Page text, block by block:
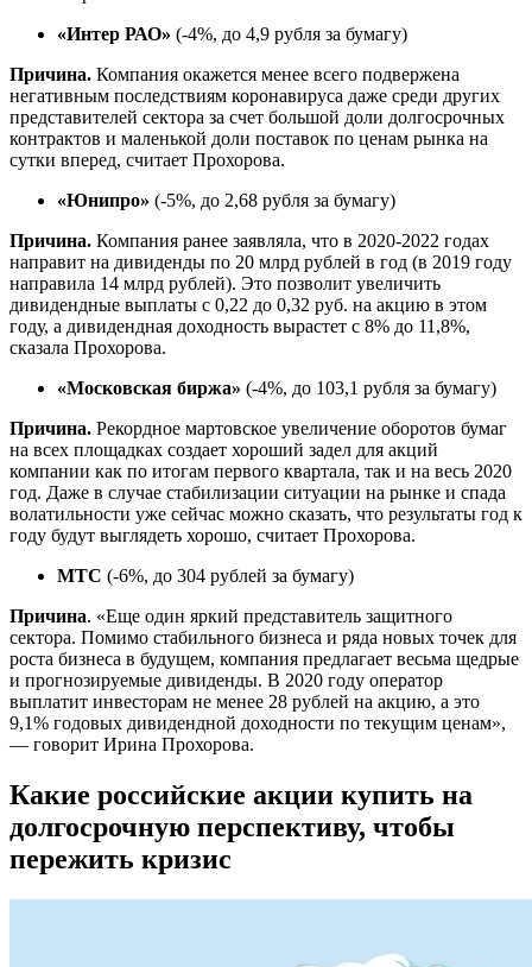
«Интер РАО» (-4%, до 4,9 рубля за бумагу)
Причина. Компания окажется менее всего подвержена
негативным последствиям коронавируса даже среди других
представителей сектора за счет большой доли долгосрочных
контрактов и маленькой доли поставок по ценам рынка на
сутки вперед, считает Прохорова.
«Юнипро» (-5%, до 2,68 рубля за бумагу)
Причина. Компания ранее заявляла, что в 2020-2022 годах
направит на дивиденды по 20 млрд рублей в год (в 2019 году
направила 14 млрд рублей). Это позволит увеличить
дивидендные выплаты с 0,22 до 0,32 руб. на акцию в этом
году, а дивидендная доходность вырастет с 8% до 11,8%,
сказала Прохорова.
«Московская биржа» (-4%, до 103,1 рубля за бумагу)
Причина. Рекордное мартовское увеличение оборотов бумаг
на всех площадках создает хороший задел для акций
компании как по итогам первого квартала, так и на весь 2020
год. Даже в случае стабилизации ситуации на рынке и спада
волатильности уже сейчас можно сказать, что результаты год к
году будут выглядеть хорошо, считает Прохорова.
МТС (-6%, до 304 рублей за бумагу)
Причина. «Еще один яркий представитель защитного
сектора. Помимо стабильного бизнеса и ряда новых точек для
роста бизнеса в будущем, компания предлагает весьма щедрые
и прогнозируемые дивиденды. В 2020 году оператор
выплатит инвесторам не менее 28 рублей на акцию, а это
9,1% годовых дивидендной доходности по текущим ценам»,
— говорит Ирина Прохорова.
Какие российские акции купить на
долгосрочную перспективу, чтобы
пережить кризис